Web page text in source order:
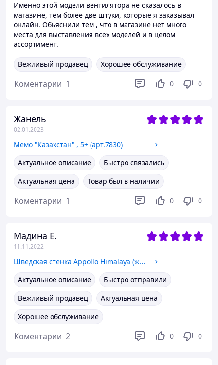
Именно этой модели вентилятора не оказалось в
магазине, тем более две штуки, которые я заказывал
онлайн. Обьяснили тем , что в магазине нет много
места для выставления всех моделей и в целом
ассортимент.
Вежливый продавец Хорошее обслуживание
Коментарии 1 0 0
Жанель
02.01.2023
Мемо "Казахстан" , 5+ (арт.7830)
Актуальное описание
Быстро связались
Актуальная цена
Товар был в наличии
Коментарии 1 0 0
Мадина Е.
11.11.2022
Шведская стенка Appollo Himalaya (жемчуг)
Актуальное описание
Быстро отправили
Вежливый продавец
Актуальная цена
Хорошее обслуживание
Коментарии 2 0 0